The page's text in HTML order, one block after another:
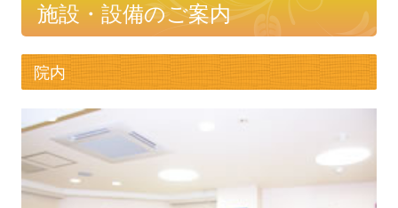
施設・設備のご案内
院内